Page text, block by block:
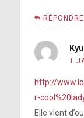
RÉPONDRE
Kyu
1
http://
r-
Elle vient